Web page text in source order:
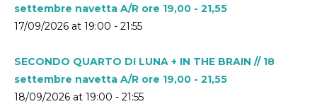
settembre navetta A/R ore 19,00 - 21,55
17/09/2026 at 19:00 - 21:55
SECONDO QUARTO DI LUNA + IN THE BRAIN // 18
settembre navetta A/R ore 19,00 - 21,55
18/09/2026 at 19:00 - 21:55